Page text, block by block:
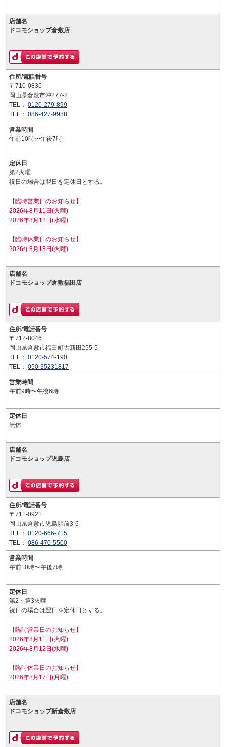
店舗名
ドコモショップ倉敷店
住所/電話番号
〒710-0836
岡山県倉敷市沖277-2
TEL： 0120-279-899
TEL： 086-427-9988
営業時間
午前10時〜午後7時
定休日
第2火曜
祝日の場合は翌日を定休日とする。
【臨時営業日のお知らせ】
2026年8月11日(火曜)
2026年8月12日(水曜)
【臨時休業日のお知らせ】
2026年8月18日(火曜)
店舗名
ドコモショップ倉敷福田店
住所/電話番号
〒712-8046
岡山県倉敷市福田町古新田255-5
TEL： 0120-574-190
TEL： 050-35231817
営業時間
午前9時〜午後6時
定休日
無休
店舗名
ドコモショップ児島店
住所/電話番号
〒711-0921
岡山県倉敷市児島駅前3-6
TEL： 0120-666-715
TEL： 086-470-5500
営業時間
午前10時〜午後7時
定休日
第2・第3火曜
祝日の場合は翌日を定休日とする。
【臨時営業日のお知らせ】
2026年8月11日(火曜)
2026年8月12日(水曜)
【臨時休業日のお知らせ】
2026年8月17日(月曜)
店舗名
ドコモショップ新倉敷店